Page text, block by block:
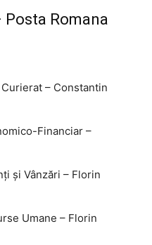
Posta Romana
– Constantin
Financiar –
și Vânzări – Florin
Umane – Florin